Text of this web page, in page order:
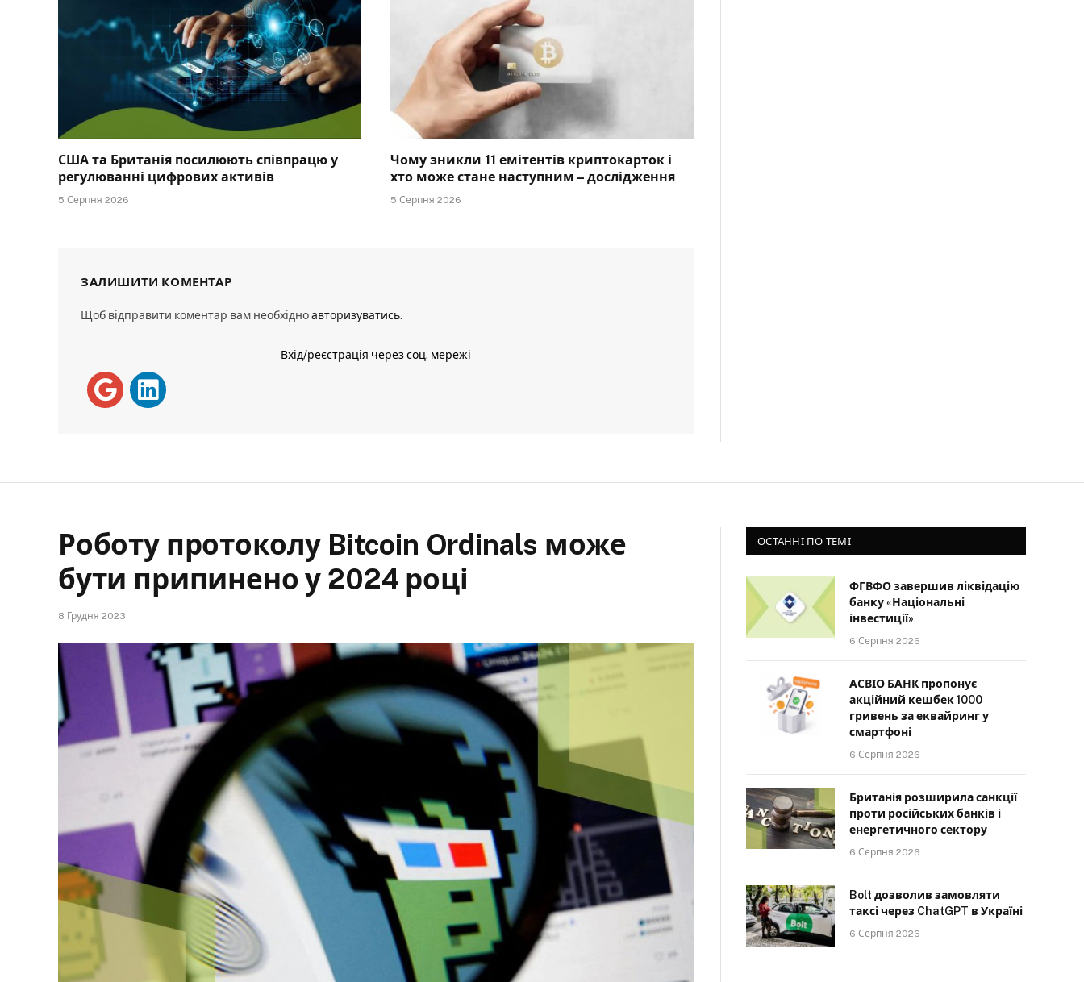
США та Британія посилюють співпрацю у
регулюванні цифрових активів
5 Серпня 2026
Чому зникли 11 емітентів криптокарток і
хто може стане наступним – дослідження
5 Серпня 2026
ЗАЛИШИТИ КОМЕНТАР
Щоб відправити коментар вам необхідноавторизуватись.
Вхід/реєстрація через соц. мережі
Роботу протоколу Bitcoin Ordinals може
бути припинено у 2024 році
8 Грудня 2023
ОСТАННІ ПО ТЕМІ
ФГВФО завершив ліквідацію
банку «Національні
інвестиції»
6 Серпня 2026
АСВІО БАНК пропонує
акційний кешбек 1000
гривень за еквайринг у
смартфоні
6 Серпня 2026
Британія розширила санкції
проти російських банків і
енергетичного сектору
6 Серпня 2026
Bolt дозволив замовляти
таксі через ChatGPT в Україні
6 Серпня 2026